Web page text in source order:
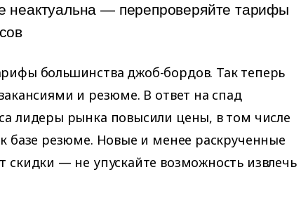
неактуальна — перепроверяйте тарифы
большинства джоб-бордов. Так теперь
и резюме. В ответ на спад
лидеры рынка повысили цены, в том числе
базе резюме. Новые и менее раскрученные
скидки — не упускайте возможность извлечь